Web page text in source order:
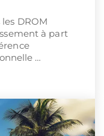
DROM
à part
…